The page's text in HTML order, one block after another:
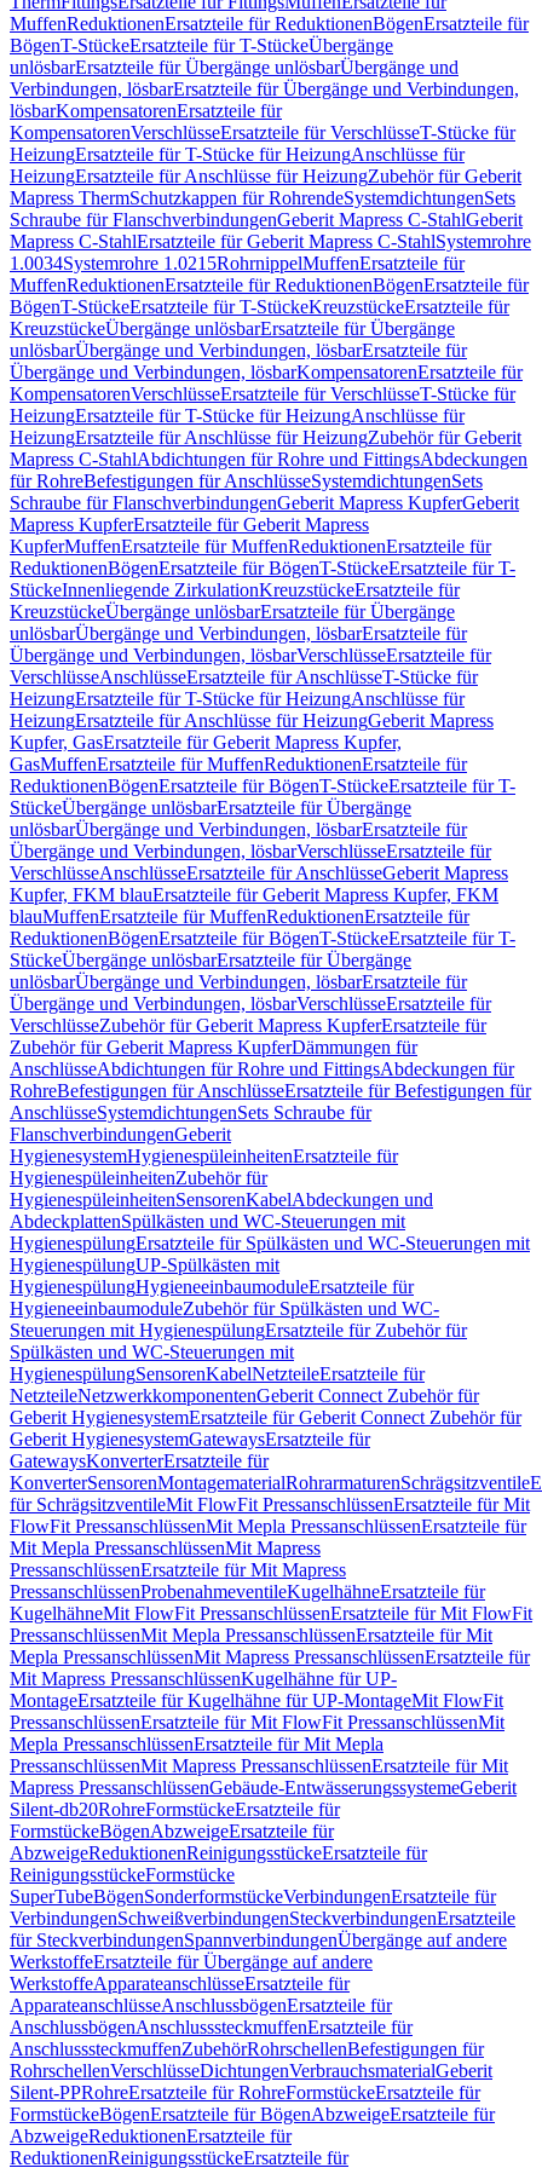
MuffenReduktionenErsatzteile für ReduktionenBögenErsatzteile für
BögenT-StückeErsatzteile für T-StückeÜbergänge
unlösbarErsatzteile für Übergänge unlösbarÜbergänge und
Verbindungen, lösbarErsatzteile für Übergänge und Verbindungen,
lösbarKompensatorenErsatzteile für
KompensatorenVerschlüsseErsatzteile für VerschlüsseT-Stücke für
HeizungErsatzteile für T-Stücke für HeizungAnschlüsse für
HeizungErsatzteile für Anschlüsse für HeizungZubehör für Geberit
Mapress ThermSchutzkappen für RohrendeSystemdichtungenSets
Schraube für FlanschverbindungenGeberit Mapress C-StahlGeberit
Mapress C-StahlErsatzteile für Geberit Mapress C-StahlSystemrohre
1.0034Systemrohre 1.0215RohrnippelMuffenErsatzteile für
MuffenReduktionenErsatzteile für ReduktionenBögenErsatzteile für
BögenT-StückeErsatzteile für T-StückeKreuzstückeErsatzteile für
KreuzstückeÜbergänge unlösbarErsatzteile für Übergänge
unlösbarÜbergänge und Verbindungen, lösbarErsatzteile für
Übergänge und Verbindungen, lösbarKompensatorenErsatzteile für
KompensatorenVerschlüsseErsatzteile für VerschlüsseT-Stücke für
HeizungErsatzteile für T-Stücke für HeizungAnschlüsse für
HeizungErsatzteile für Anschlüsse für HeizungZubehör für Geberit
Mapress C-StahlAbdichtungen für Rohre und FittingsAbdeckungen
für RohreBefestigungen für AnschlüsseSystemdichtungenSets
Schraube für FlanschverbindungenGeberit Mapress KupferGeberit
Mapress KupferErsatzteile für Geberit Mapress
KupferMuffenErsatzteile für MuffenReduktionenErsatzteile für
ReduktionenBögenErsatzteile für BögenT-StückeErsatzteile für T-
StückeInnenliegende ZirkulationKreuzstückeErsatzteile für
KreuzstückeÜbergänge unlösbarErsatzteile für Übergänge
unlösbarÜbergänge und Verbindungen, lösbarErsatzteile für
Übergänge und Verbindungen, lösbarVerschlüsseErsatzteile für
VerschlüsseAnschlüsseErsatzteile für AnschlüsseT-Stücke für
HeizungErsatzteile für T-Stücke für HeizungAnschlüsse für
HeizungErsatzteile für Anschlüsse für HeizungGeberit Mapress
Kupfer, GasErsatzteile für Geberit Mapress Kupfer,
GasMuffenErsatzteile für MuffenReduktionenErsatzteile für
ReduktionenBögenErsatzteile für BögenT-StückeErsatzteile für T-
StückeÜbergänge unlösbarErsatzteile für Übergänge
unlösbarÜbergänge und Verbindungen, lösbarErsatzteile für
Übergänge und Verbindungen, lösbarVerschlüsseErsatzteile für
VerschlüsseAnschlüsseErsatzteile für AnschlüsseGeberit Mapress
Kupfer, FKM blauErsatzteile für Geberit Mapress Kupfer, FKM
blauMuffenErsatzteile für MuffenReduktionenErsatzteile für
ReduktionenBögenErsatzteile für BögenT-StückeErsatzteile für T-
StückeÜbergänge unlösbarErsatzteile für Übergänge
unlösbarÜbergänge und Verbindungen, lösbarErsatzteile für
Übergänge und Verbindungen, lösbarVerschlüsseErsatzteile für
VerschlüsseZubehör für Geberit Mapress KupferErsatzteile für
Zubehör für Geberit Mapress KupferDämmungen für
AnschlüsseAbdichtungen für Rohre und FittingsAbdeckungen für
RohreBefestigungen für AnschlüsseErsatzteile für Befestigungen für
AnschlüsseSystemdichtungenSets Schraube für
FlanschverbindungenGeberit
HygienesystemHygienespüleinheitenErsatzteile für
HygienespüleinheitenZubehör für
HygienespüleinheitenSensorenKabelAbdeckungen und
AbdeckplattenSpülkästen und WC-Steuerungen mit
HygienespülungErsatzteile für Spülkästen und WC-Steuerungen mit
HygienespülungUP-Spülkästen mit
HygienespülungHygieneeinbaumoduleErsatzteile für
HygieneeinbaumoduleZubehör für Spülkästen und WC-
Steuerungen mit HygienespülungErsatzteile für Zubehör für
Spülkästen und WC-Steuerungen mit
HygienespülungSensorenKabelNetzteileErsatzteile für
NetzteileNetzwerkkomponentenGeberit Connect Zubehör für
Geberit HygienesystemErsatzteile für Geberit Connect Zubehör für
Geberit HygienesystemGatewaysErsatzteile für
GatewaysKonverterErsatzteile für
KonverterSensorenMontagematerialRohrarmaturenSchrägsitzventile
für SchrägsitzventileMit FlowFit PressanschlüssenErsatzteile für Mit
FlowFit PressanschlüssenMit Mepla PressanschlüssenErsatzteile für
Mit Mepla PressanschlüssenMit Mapress
PressanschlüssenErsatzteile für Mit Mapress
PressanschlüssenProbenahmeventileKugelhähneErsatzteile für
KugelhähneMit FlowFit PressanschlüssenErsatzteile für Mit FlowFit
PressanschlüssenMit Mepla PressanschlüssenErsatzteile für Mit
Mepla PressanschlüssenMit Mapress PressanschlüssenErsatzteile für
Mit Mapress PressanschlüssenKugelhähne für UP-
MontageErsatzteile für Kugelhähne für UP-MontageMit FlowFit
PressanschlüssenErsatzteile für Mit FlowFit PressanschlüssenMit
Mepla PressanschlüssenErsatzteile für Mit Mepla
PressanschlüssenMit Mapress PressanschlüssenErsatzteile für Mit
Mapress PressanschlüssenGebäude-EntwässerungssystemeGeberit
Silent-db20RohreFormstückeErsatzteile für
FormstückeBögenAbzweigeErsatzteile für
AbzweigeReduktionenReinigungsstückeErsatzteile für
ReinigungsstückeFormstücke
SuperTubeBögenSonderformstückeVerbindungenErsatzteile für
VerbindungenSchweißverbindungenSteckverbindungenErsatzteile
für SteckverbindungenSpannverbindungenÜbergänge auf andere
WerkstoffeErsatzteile für Übergänge auf andere
WerkstoffeApparateanschlüsseErsatzteile für
ApparateanschlüsseAnschlussbögenErsatzteile für
AnschlussbögenAnschlusssteckmuffenErsatzteile für
AnschlusssteckmuffenZubehörRohrschellenBefestigungen für
RohrschellenVerschlüsseDichtungenVerbrauchsmaterialGeberit
Silent-PPRohreErsatzteile für RohreFormstückeErsatzteile für
FormstückeBögenErsatzteile für BögenAbzweigeErsatzteile für
AbzweigeReduktionenErsatzteile für
ReduktionenReinigungsstückeErsatzteile für